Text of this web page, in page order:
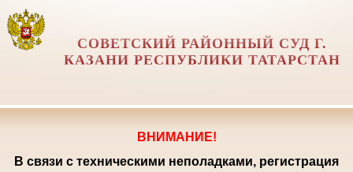
СОВЕТСКИЙ РАЙОННЫЙ СУД Г.
КАЗАНИ РЕСПУБЛИКИ ТАТАРСТАН
ВНИМАНИЕ!
В связи с техническими неполадками, регистрация